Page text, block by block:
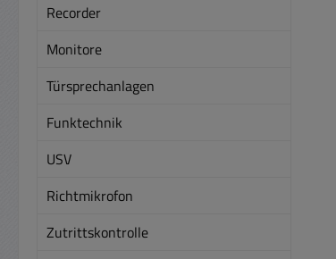
Recorder
Monitore
Türsprechanlagen
Funktechnik
USV
Richtmikrofon
Zutrittskontrolle